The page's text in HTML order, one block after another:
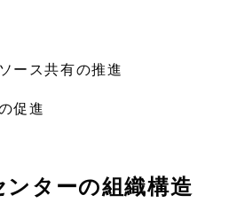
ース共有の推進
促進
ンターの組織構造